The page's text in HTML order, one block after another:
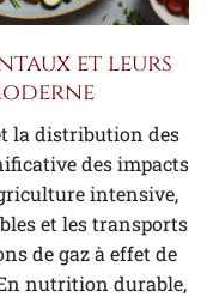
et leurs
la distribution des
des impacts
intensive,
et les transports
de gaz à effet de
nutrition durable,